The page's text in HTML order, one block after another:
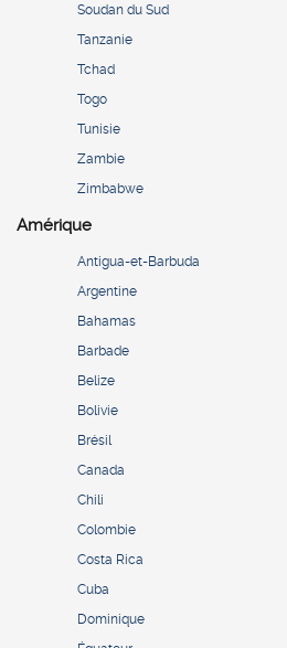
Soudan du Sud
Tanzanie
Tchad
Togo
Tunisie
Zambie
Zimbabwe
Amérique
Antigua-et-Barbuda
Argentine
Bahamas
Barbade
Belize
Bolivie
Brésil
Canada
Chili
Colombie
Costa Rica
Cuba
Dominique